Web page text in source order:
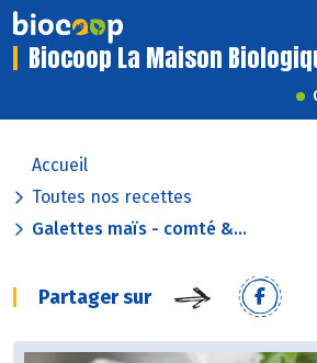
Biocoop La Maison
Accueil
Toutes nos recettes
Galettes maïs - comté &...
Partager sur